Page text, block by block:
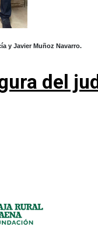
y Javier Muñoz Navarro.
del